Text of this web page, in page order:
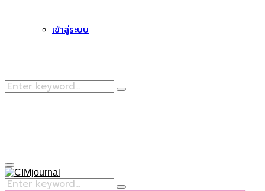
เข้าสู่ระบบ
Search
Search
Primary
Menu
Search